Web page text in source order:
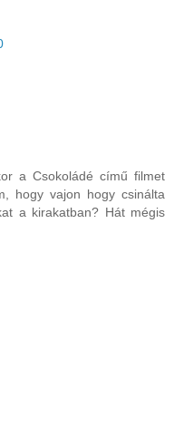
a Csokoládé című filmet
hogy vajon hogy csinálta
a kirakatban? Hát mégis